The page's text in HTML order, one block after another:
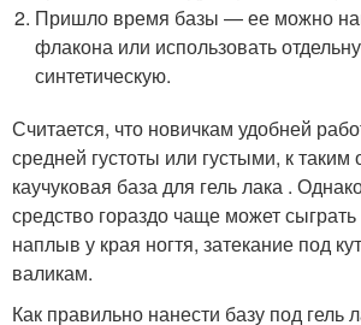
Пришло время базы — ее можно
флакона или использовать
синтетическую.
Считается, что новичкам удобней
средней густоты или густыми, к таким
каучуковая база для гель лака .
средство гораздо чаще может
наплыв у края ногтя, затекание под
валикам.
Как правильно нанести базу под гель